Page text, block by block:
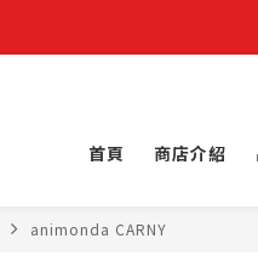
首頁 商店介紹
animonda CARNY